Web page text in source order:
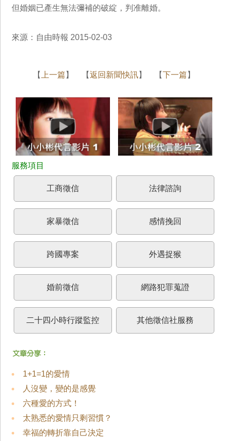
但婚姻已產生無法彌補的破綻，判准離婚。
來源：自由時報 2015-02-03
【 上一篇 】 【返回新聞快訊】 【下一篇 】
工商徵信 法律諮詢
家暴徵信 感情挽回
跨國專案 外遇捉猴
婚前徵信 網路犯罪蒐證
二十四小時行蹤監控 其他徵信社服務
1+1=1的愛情
人沒變，變的是感覺
六種愛的方式！
太熟悉的愛情只剩習慣？
幸福的轉折靠自己決定